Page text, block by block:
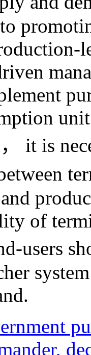
it is
of
users